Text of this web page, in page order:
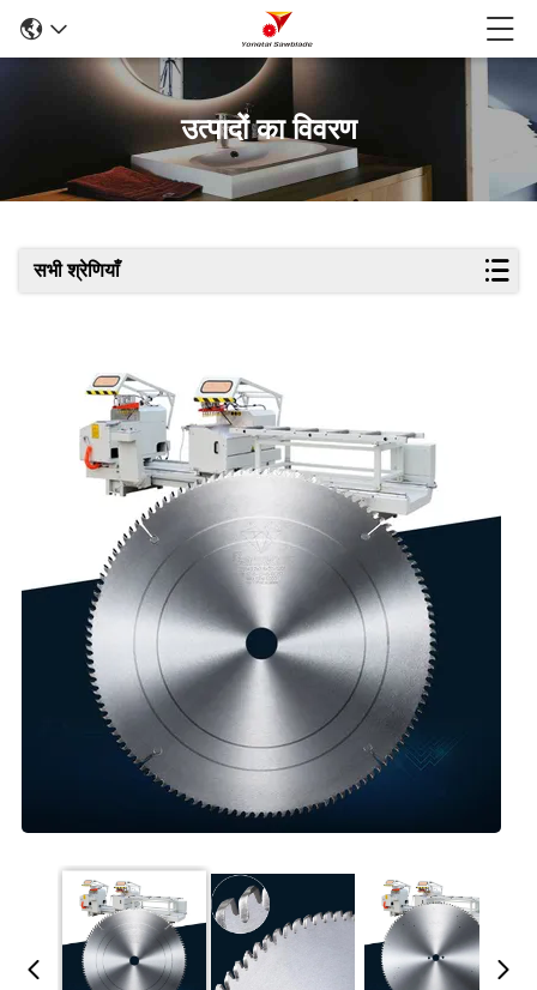
उत्पादों का विवरण
सभी श्रेणियाँ